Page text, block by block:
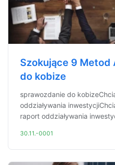
Szokujące 9 Metod
do kobize
sprawozdanie do
oddziaływania
raport oddziaływania
30.11.-0001